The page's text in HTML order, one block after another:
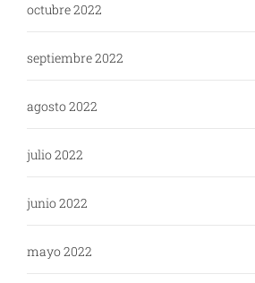
octubre 2022
septiembre 2022
agosto 2022
julio 2022
junio 2022
mayo 2022